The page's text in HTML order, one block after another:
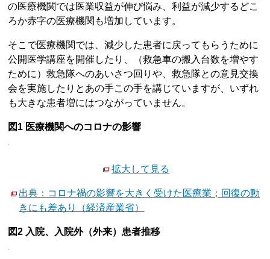
の医療機関では医業収益が伸び悩み、利益が減少するどこ
ろか赤字の医療機関も増加しています。
そこで医療機関では、減少した患者に戻ってもらうために
公開医学講座を開催したり、（救急車の搬入台数を増やす
ために）救急隊へのあいさつ回りや、救急隊との意見交換
会を実施したりとあの手この手を講じていますが、いずれ
も大きな患者増にはつながっていません。
図1 医療機関へのコロナの影響
拡大して見る
出典：コロナ禍の影響を大きく受けた医療業；回復の動
きにも差あり（経済産業省）
図2 入院、入院外（外来）患者推移